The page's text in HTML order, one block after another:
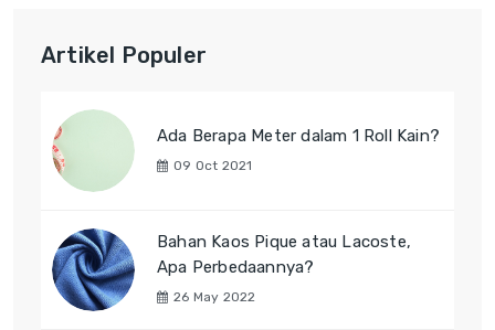
Artikel Populer
Ada Berapa Meter dalam 1 Roll Kain?
09 Oct 2021
Bahan Kaos Pique atau Lacoste,
Apa Perbedaannya?
26 May 2022